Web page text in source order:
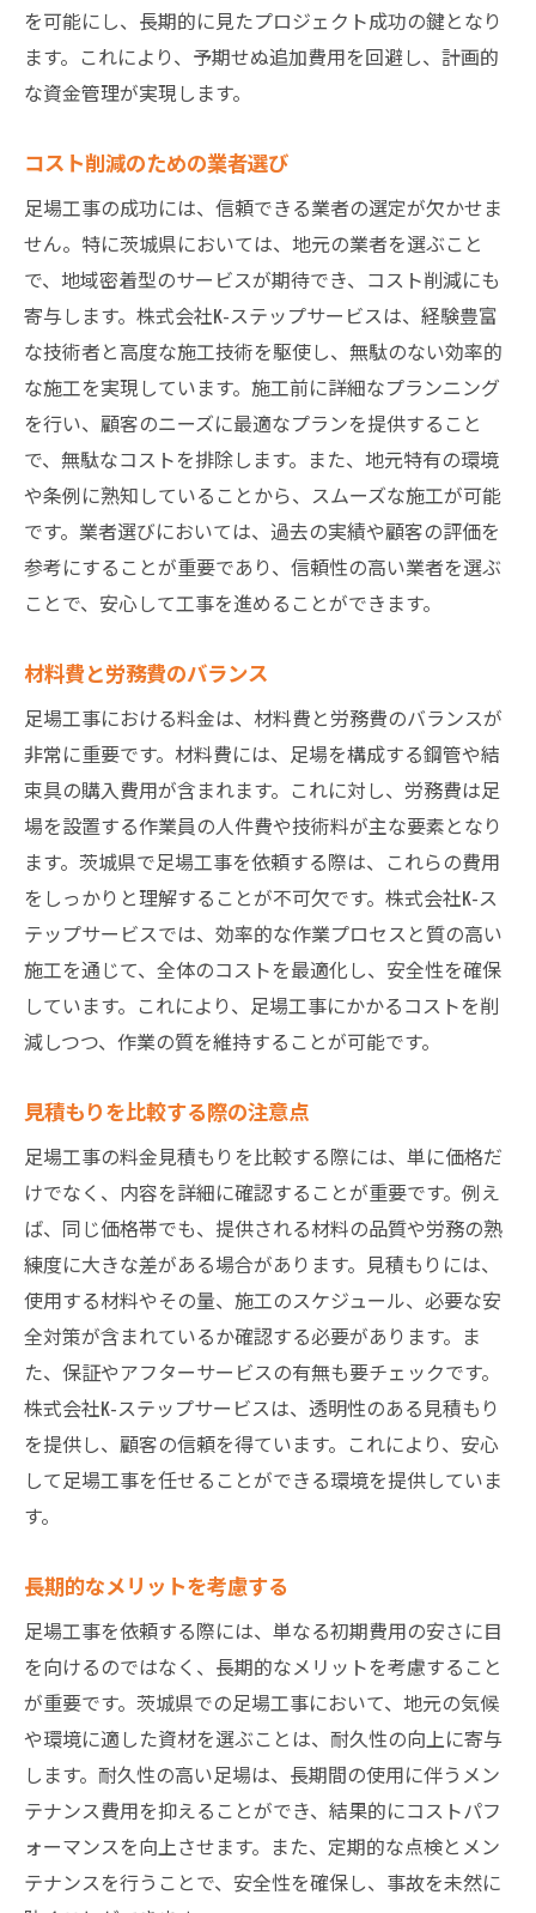
お客様の要望に応じたカスタマイズ
高品質な資材の使用
安心のアフターサポート
足場工事を依頼する際に知っておくべき料金構
造の詳細
基本料金と追加料金の違い
見積もりに含まれる項目の確認
割引やキャンペーンの利用方法
支払い方法とその条件
契約書の重要性
不明点の確認と問い合わせ
茨城県での足場工事における安全性の考慮と施
工方法の選択
地震対策としての足場設置
施工前のリスク評価
適切な施工手順の選定
定期的なメンテナンスの重要性
最新技術の導入で安全性向上
経験豊富な技術者により実現する効率的な足場
工事
作業効率を上げるための工夫
経験に基づく柔軟な対応
トラブルシューティングの迅速な対応
技術者の育成と研修
顧客とのコミュニケーションの重要性
高品質資材を用いた足場工事のメリットとは
長寿命で耐久性の高い足場
安全性を高める資材の選択
環境負荷の低減に貢献
施工効率の向上
資材の管理とメンテナンスの容易さ
コストパフォーマンスの改善
足場工事業者選びで失敗しないためのヒント
信頼できる口コミの活用
契約前の事前打ち合わせの重要性
複数業者の見積もりを比較
アフターサポートの有無
不明点の解消と満足度の確認
を可能にし、長期的に見たプロジェクト成功の鍵となり
ます。これにより、予期せぬ追加費用を回避し、計画的
な資金管理が実現します。
コスト削減のための業者選び
足場工事の成功には、信頼できる業者の選定が欠かせま
せん。特に茨城県においては、地元の業者を選ぶこと
で、地域密着型のサービスが期待でき、コスト削減にも
寄与します。株式会社K-ステップサービスは、経験豊富
な技術者と高度な施工技術を駆使し、無駄のない効率的
な施工を実現しています。施工前に詳細なプランニング
を行い、顧客のニーズに最適なプランを提供すること
で、無駄なコストを排除します。また、地元特有の環境
や条例に熟知していることから、スムーズな施工が可能
です。業者選びにおいては、過去の実績や顧客の評価を
参考にすることが重要であり、信頼性の高い業者を選ぶ
ことで、安心して工事を進めることができます。
材料費と労務費のバランス
足場工事における料金は、材料費と労務費のバランスが
非常に重要です。材料費には、足場を構成する鋼管や結
束具の購入費用が含まれます。これに対し、労務費は足
場を設置する作業員の人件費や技術料が主な要素となり
ます。茨城県で足場工事を依頼する際は、これらの費用
をしっかりと理解することが不可欠です。株式会社K-ス
テップサービスでは、効率的な作業プロセスと質の高い
施工を通じて、全体のコストを最適化し、安全性を確保
しています。これにより、足場工事にかかるコストを削
減しつつ、作業の質を維持することが可能です。
見積もりを比較する際の注意点
足場工事の料金見積もりを比較する際には、単に価格だ
けでなく、内容を詳細に確認することが重要です。例え
ば、同じ価格帯でも、提供される材料の品質や労務の熟
練度に大きな差がある場合があります。見積もりには、
使用する材料やその量、施工のスケジュール、必要な安
全対策が含まれているか確認する必要があります。ま
た、保証やアフターサービスの有無も要チェックです。
株式会社K-ステップサービスは、透明性のある見積もり
を提供し、顧客の信頼を得ています。これにより、安心
して足場工事を任せることができる環境を提供していま
す。
長期的なメリットを考慮する
足場工事を依頼する際には、単なる初期費用の安さに目
を向けるのではなく、長期的なメリットを考慮すること
が重要です。茨城県での足場工事において、地元の気候
や環境に適した資材を選ぶことは、耐久性の向上に寄与
します。耐久性の高い足場は、長期間の使用に伴うメン
テナンス費用を抑えることができ、結果的にコストパフ
ォーマンスを向上させます。また、定期的な点検とメン
テナンスを行うことで、安全性を確保し、事故を未然に